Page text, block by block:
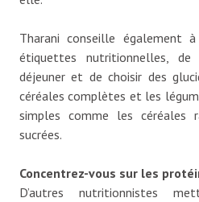
Tharani conseille également
étiquettes nutritionnelles,
déjeuner et de choisir des
céréales complètes et les
simples comme les céréales
sucrées.
Concentrez-vous sur les
D’autres nutritionnistes